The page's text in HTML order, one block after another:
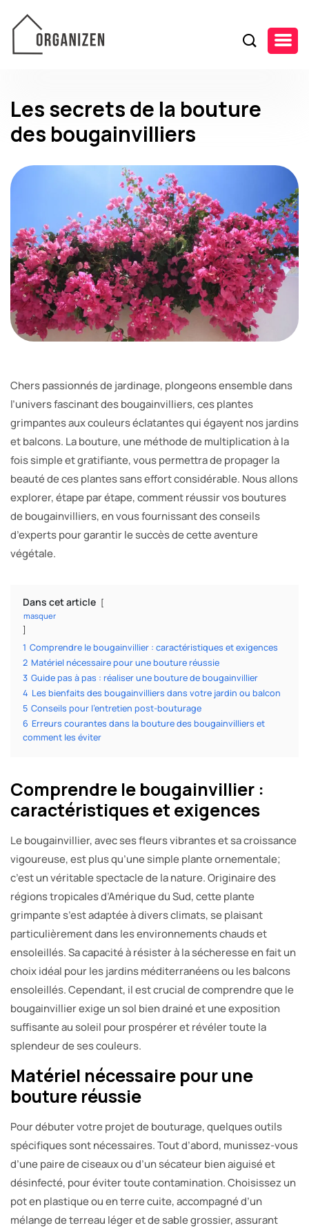
Les secrets de la bouture
des bougainvilliers
Chers passionnés de jardinage, plongeons ensemble dans
l’univers fascinant des bougainvilliers, ces plantes
grimpantes aux couleurs éclatantes qui égayent nos jardins
et balcons. La bouture, une méthode de multiplication à la
fois simple et gratifiante, vous permettra de propager la
beauté de ces plantes sans effort considérable. Nous allons
explorer, étape par étape, comment réussir vos boutures
de bougainvilliers, en vous fournissant des conseils
d’experts pour garantir le succès de cette aventure
végétale.
Dans cet article
masquer
1 Comprendre le bougainvillier : caractéristiques et exigences
2 Matériel nécessaire pour une bouture réussie
3 Guide pas à pas : réaliser une bouture de bougainvillier
4 Les bienfaits des bougainvilliers dans votre jardin ou balcon
5 Conseils pour l’entretien post-bouturage
6 Erreurs courantes dans la bouture des bougainvilliers et
comment les éviter
Comprendre le bougainvillier :
caractéristiques et exigences
Le bougainvillier, avec ses fleurs vibrantes et sa croissance
vigoureuse, est plus qu’une simple plante ornementale;
c’est un véritable spectacle de la nature. Originaire des
régions tropicales d’Amérique du Sud, cette plante
grimpante s’est adaptée à divers climats, se plaisant
particulièrement dans les environnements chauds et
ensoleillés. Sa capacité à résister à la sécheresse en fait un
choix idéal pour les jardins méditerranéens ou les balcons
ensoleillés. Cependant, il est crucial de comprendre que le
bougainvillier exige un sol bien drainé et une exposition
suffisante au soleil pour prospérer et révéler toute la
splendeur de ses couleurs.
Matériel nécessaire pour une
bouture réussie
Pour débuter votre projet de bouturage, quelques outils
spécifiques sont nécessaires. Tout d’abord, munissez-vous
d’une paire de ciseaux ou d’un sécateur bien aiguisé et
désinfecté, pour éviter toute contamination. Choisissez un
pot en plastique ou en terre cuite, accompagné d’un
mélange de terreau léger et de sable grossier, assurant